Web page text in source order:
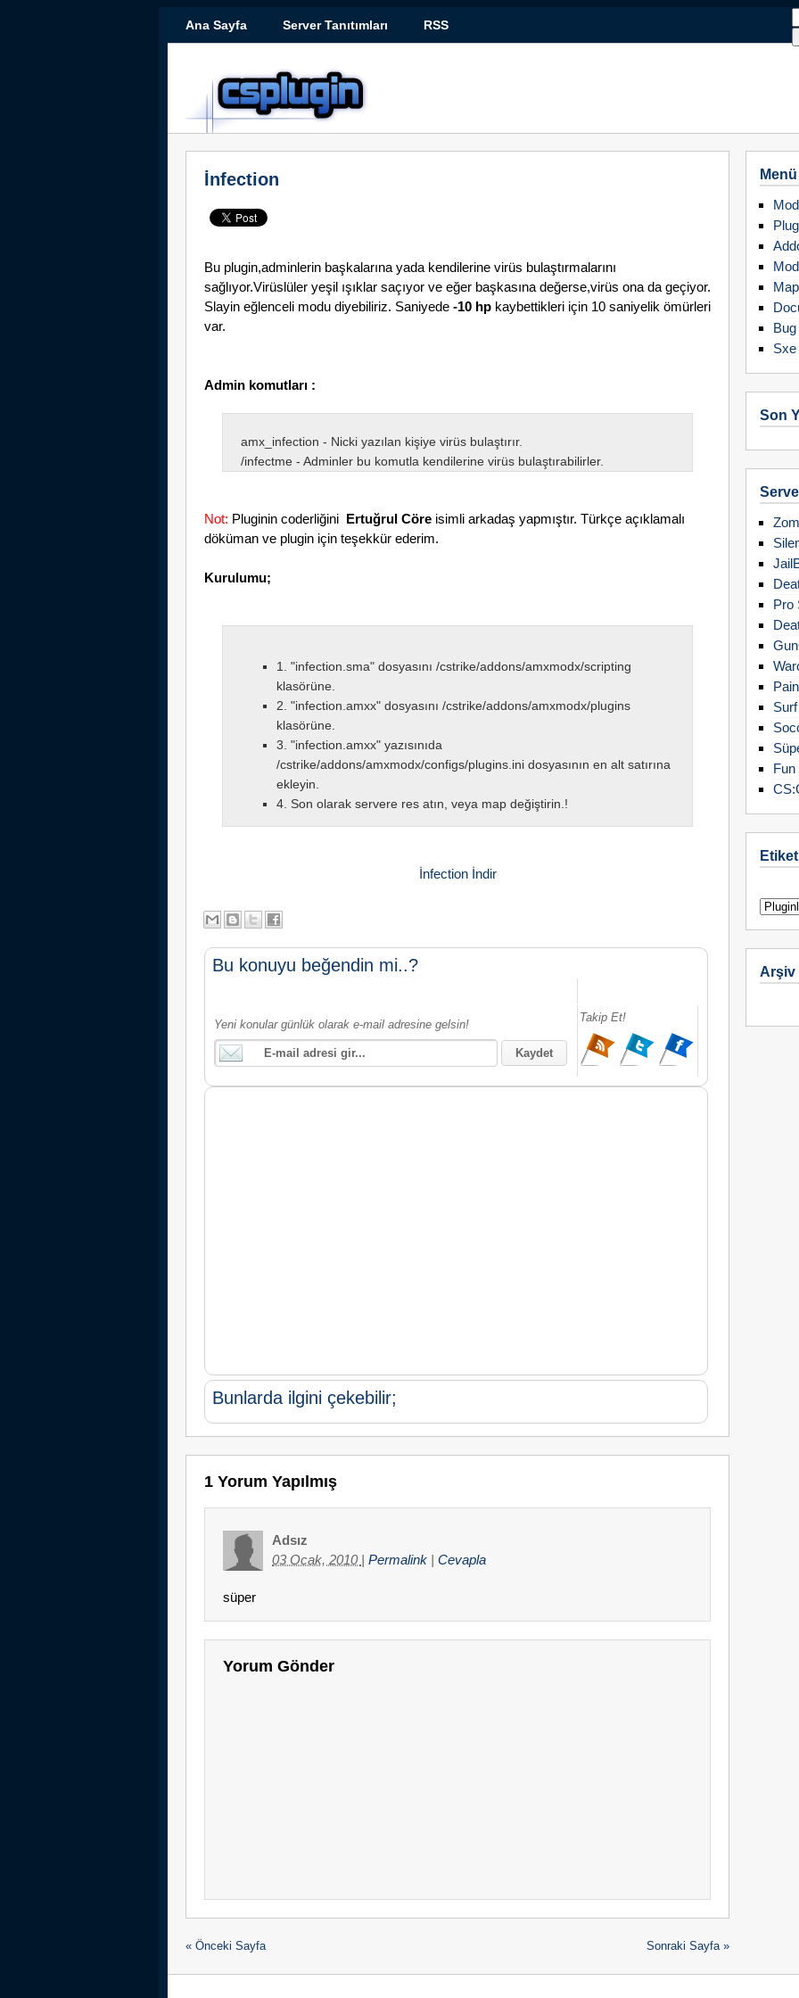
Ana Sayfa Server Tanıtımları RSS
İnfection
Bu plugin,adminlerin başkalarına yada kendilerine virüs bulaştırmalarını
sağlıyor.Virüslüler yeşil ışıklar saçıyor ve eğer başkasına değerse,virüs ona da geçiyor.
Slayin eğlenceli modu diyebiliriz. Saniyede -10 hp kaybettikleri için 10 saniyelik ömürleri
var.
Admin komutları :
amx_infection - Nicki yazılan kişiye virüs bulaştırır.
/infectme - Adminler bu komutla kendilerine virüs bulaştırabilirler.
Not: Pluginin coderliğini Ertuğrul Cöre isimli arkadaş yapmıştır. Türkçe açıklamalı
döküman ve plugin için teşekkür ederim.
Kurulumu;
1. "infection.sma" dosyasını /cstrike/addons/amxmodx/scripting
klasörüne.
2. "infection.amxx" dosyasını /cstrike/addons/amxmodx/plugins
klasörüne.
3. "infection.amxx" yazısınıda
/cstrike/addons/amxmodx/configs/plugins.ini dosyasının en alt satırına
ekleyin.
4. Son olarak servere res atın, veya map değiştirin.!
İnfection İndir
Bu konuyu beğendin mi..?
Yeni konular günlük olarak e-mail adresine gelsin!
Takip Et!
Bunlarda ilgini çekebilir;
1 Yorum Yapılmış
Adsız
03 Ocak, 2010 | Permalink | Cevapla
süper
Yorum Gönder
« Önceki Sayfa Sonraki Sayfa »
Menü
Sxe
Son
Pro
Arşiv